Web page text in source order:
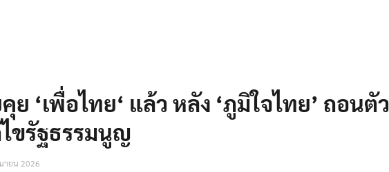
คุย ‘เพื่อไทย‘ แล้ว หลัง ‘ภูมิใจไทย’ ถอนตัว
ขรัฐธรรมนูญ
ายน 2026